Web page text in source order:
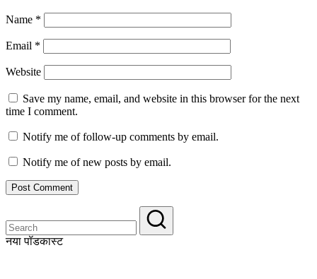
Name *
Email *
Website
Save my name, email, and website in this browser for the next
time I comment.
Notify me of follow-up comments by email.
Notify me of new posts by email.
नया पॉडकास्ट